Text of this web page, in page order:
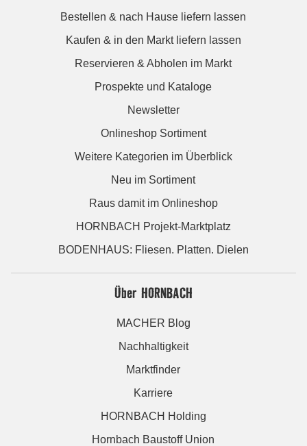
Bestellen & nach Hause liefern lassen
Kaufen & in den Markt liefern lassen
Reservieren & Abholen im Markt
Prospekte und Kataloge
Newsletter
Onlineshop Sortiment
Weitere Kategorien im Überblick
Neu im Sortiment
Raus damit im Onlineshop
HORNBACH Projekt-Marktplatz
BODENHAUS: Fliesen. Platten. Dielen
Über HORNBACH
MACHER Blog
Nachhaltigkeit
Marktfinder
Karriere
HORNBACH Holding
Hornbach Baustoff Union